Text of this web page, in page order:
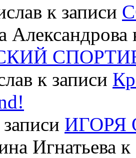
к записи
Александрова
к записи
ИГОРЯ
Игнатьева к